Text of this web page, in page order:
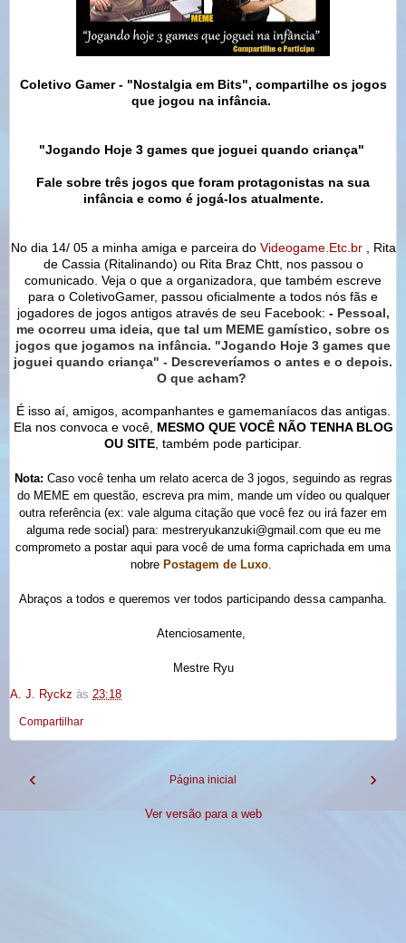
Coletivo Gamer - "Nostalgia em Bits", compartilhe os jogos
que jogou na infância.
"Jogando Hoje 3 games que joguei quando criança"
Fale sobre três jogos que foram protagonistas na sua
infância e como é jogá-los atualmente.
No dia 14/ 05 a minha amiga e parceira do Videogame.Etc.br, Rita
de Cassia (Ritalinando) ou Rita Braz Chtt, nos passou o
comunicado. Veja o que a organizadora, que também escreve
para o ColetivoGamer, passou oficialmente a todos nós fãs e
jogadores de jogos antigos através de seu Facebook: - Pessoal,
me ocorreu uma ideia, que tal um MEME gamístico, sobre os
jogos que jogamos na infância. "Jogando Hoje 3 games que
joguei quando criança" - Descreveríamos o antes e o depois.
O que acham?
É isso aí, amigos, acompanhantes e gamemaníacos das antigas.
Ela nos convoca e você, MESMO QUE VOCÊ NÃO TENHA BLOG
OU SITE , também pode participar.
Nota: Caso você tenha um relato acerca de 3 jogos, seguindo as regras
do MEME em questão, escreva pra mim, mande um vídeo ou qualquer
outra referência (ex: vale alguma citação que você fez ou irá fazer em
alguma rede social) para: mestreryukanzuki@gmail.com que eu me
comprometo a postar aqui para você de uma forma caprichada em uma
nobre Postagem de Luxo
Abraços a todos e queremos ver todos participando dessa campanha.
Atenciosamente,
Mestre Ryu
A. J. Ryckz às 23:18
Compartilhar
‹ ›
Página inicial
Ver versão para a web